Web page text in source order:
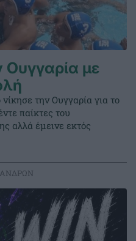
Ουγγαρία με
την Ουγγαρία για το
παίκτες του
αλλά έμεινε εκτός